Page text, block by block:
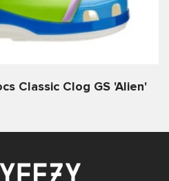
Classic Clog GS 'Alien'